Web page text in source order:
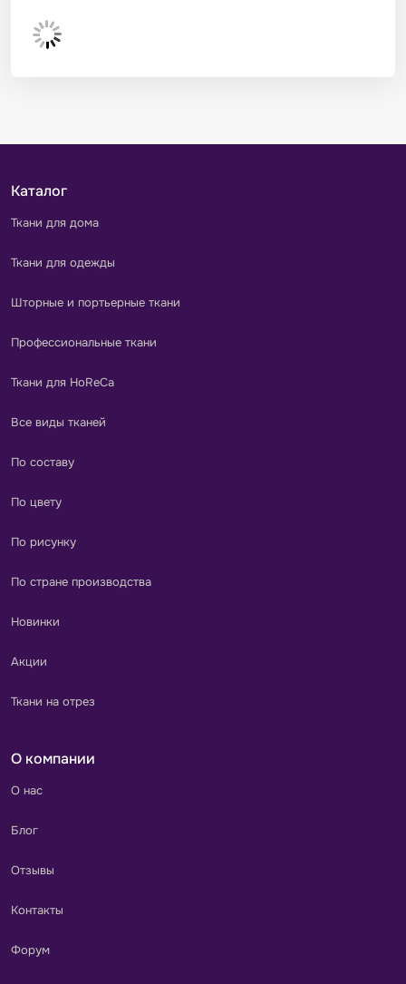
Каталог
Ткани для дома
Ткани для одежды
Шторные и портьерные ткани
Профессиональные ткани
Ткани для HoReCa
Все виды тканей
По составу
По цвету
По рисунку
По стране производства
Новинки
Акции
Ткани на отрез
О компании
О нас
Блог
Отзывы
Контакты
Форум